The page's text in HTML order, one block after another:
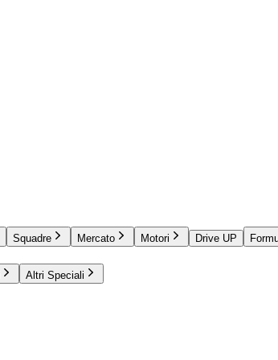
Squadre Mercato Motori Drive UP
Altri Speciali